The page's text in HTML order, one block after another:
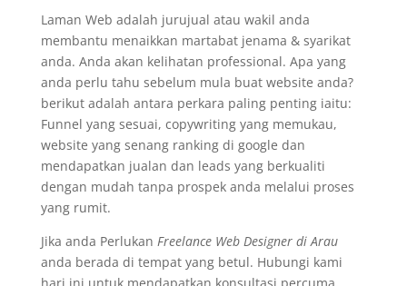
Laman Web adalah jurujual atau wakil anda
membantu menaikkan martabat jenama & syarikat
anda. Anda akan kelihatan professional. Apa yang
anda perlu tahu sebelum mula buat website anda?
berikut adalah antara perkara paling penting iaitu:
Funnel yang sesuai, copywriting yang memukau,
website yang senang ranking di google dan
mendapatkan jualan dan leads yang berkualiti
dengan mudah tanpa prospek anda melalui proses
yang rumit.
Jika anda Perlukan Freelance Web Designer di Arau
anda berada di tempat yang betul. Hubungi kami